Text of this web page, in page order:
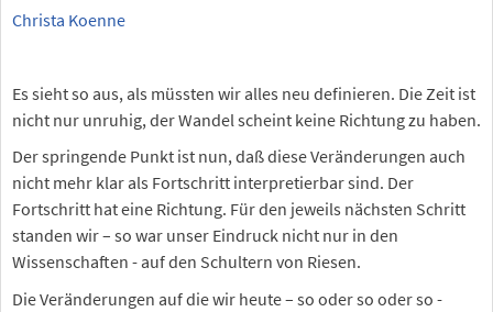
Christa Koenne
Es sieht so aus, als müssten wir alles neu definieren. Die Zeit ist
nicht nur unruhig, der Wandel scheint keine Richtung zu haben.
Der springende Punkt ist nun, daß diese Veränderungen auch
nicht mehr klar als Fortschritt interpretierbar sind. Der
Fortschritt hat eine Richtung. Für den jeweils nächsten Schritt
standen wir – so war unser Eindruck nicht nur in den
Wissenschaften - auf den Schultern von Riesen.
Die Veränderungen auf die wir heute – so oder so oder so -